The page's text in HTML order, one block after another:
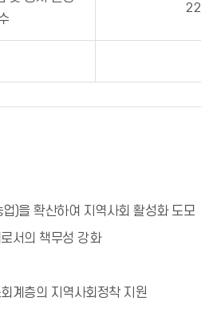
22
)을 확산하여 지역사회 활성화 도모
서의 책무성 강화
계층의 지역사회정착 지원